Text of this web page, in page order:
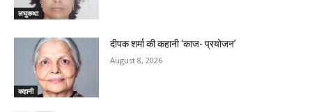
लघुकथा
कहानी
दीपक शर्मा की कहानी ‘काज- प्रयोजन’
August 8, 2026